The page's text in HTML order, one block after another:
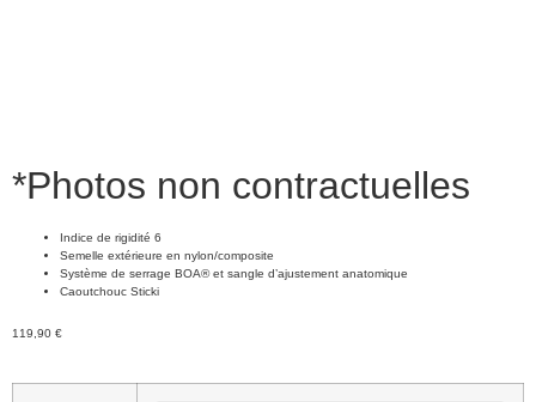
*Photos non contractuelles
Indice de rigidité 6
Semelle extérieure en nylon/composite
Système de serrage BOA® et sangle d’ajustement anatomique
Caoutchouc Sticki
119,90 €